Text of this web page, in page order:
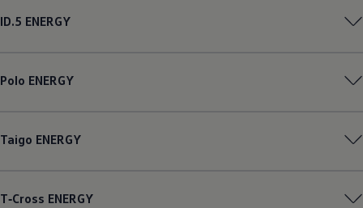
ID.5 ENERGY
Polo ENERGY
Taigo ENERGY
T‑Cross ENERGY